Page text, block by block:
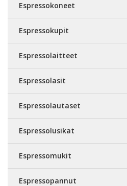
Espressokoneet
Espressokupit
Espressolaitteet
Espressolasit
Espressolautaset
Espressolusikat
Espressomukit
Espressopannut